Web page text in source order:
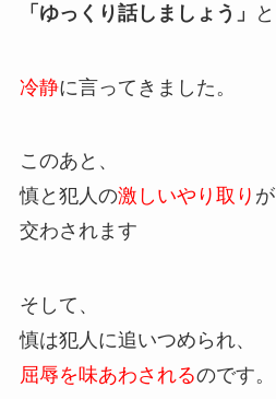
「ゆっくり話しましょう」 と
冷静に言ってきました。
このあと、
慎と犯人の激しいやり取り が
交わされます
そして、
慎は犯人に追いつめられ、
屈辱を味あわされるのです。